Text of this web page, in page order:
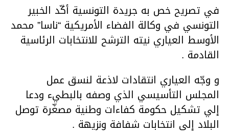
في تصريح خص به جريدة التونسية أكّد الخبير
التونسي في وكالة الفضاء الأمريكية “ناسا” محمد
الأوسط العياري نيته الترشح للانتخابات الرئاسية
القادمة .
و وجّه العياري انتقادات لاذعة لنسق عمل
المجلس التأسيسي الذي وصفه بالبطيء ودعا
إلي تشكيل حكومة كفاءات وطنية مصغّرة توصل
البلاد إلى انتخابات شفافة ونزيهة .